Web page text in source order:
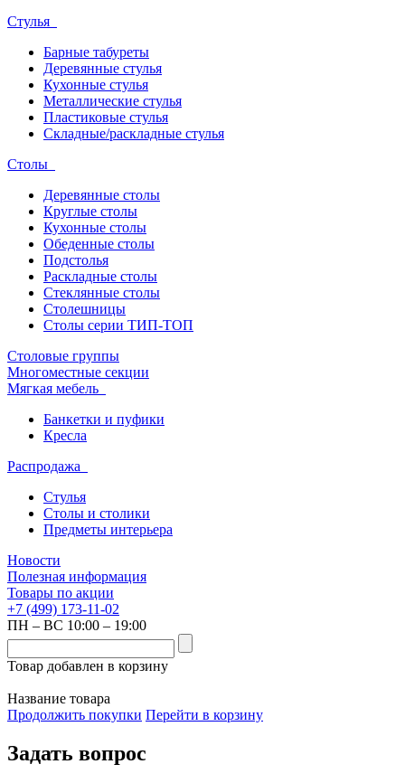
Стулья
Барные табуреты
Деревянные стулья
Кухонные стулья
Металлические стулья
Пластиковые стулья
Складные/раскладные стулья
Столы
Деревянные столы
Круглые столы
Кухонные столы
Обеденные столы
Подстолья
Раскладные столы
Стеклянные столы
Столешницы
Столы серии ТИП-ТОП
Столовые группы
Многоместные секции
Мягкая мебель
Банкетки и пуфики
Кресла
Распродажа
Стулья
Столы и столики
Предметы интерьера
Новости
Полезная информация
Товары по акции
+7 (499) 173-11-02
ПН – ВС 10:00 – 19:00
Товар добавлен в корзину
Название товара
Продолжить покупки Перейти в корзину
Задать вопрос